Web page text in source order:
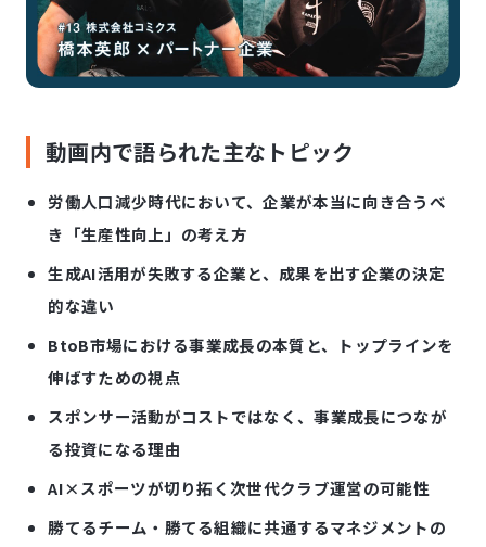
動画内で語られた主なトピック
労働人口減少時代において、企業が本当に向き合うべ
き「生産性向上」の考え方
生成AI活用が失敗する企業と、成果を出す企業の決定
的な違い
BtoB市場における事業成長の本質と、トップラインを
伸ばすための視点
スポンサー活動がコストではなく、事業成長につなが
る投資になる理由
AI×スポーツが切り拓く次世代クラブ運営の可能性
勝てるチーム・勝てる組織に共通するマネジメントの